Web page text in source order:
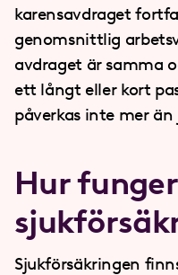
karensavdraget
genomsnittlig
avdraget är samma
ett långt eller kort
påverkas inte mer
Hur
Sjukförsäkringen